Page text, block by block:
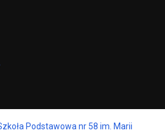
Podstawowa nr 58 im. Marii